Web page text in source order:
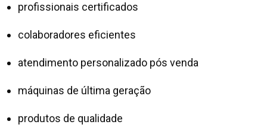
profissionais certificados
colaboradores eficientes
atendimento personalizado pós venda
máquinas de última geração
produtos de qualidade